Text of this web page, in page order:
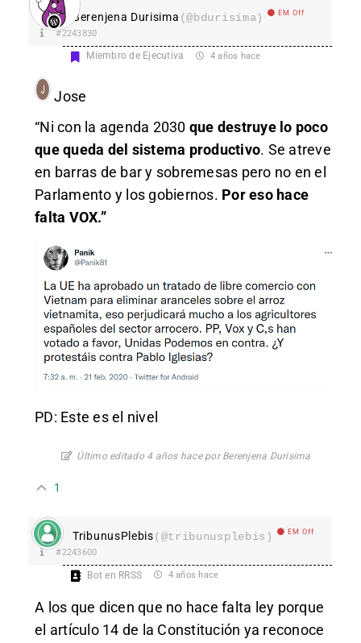
Berenjena Durisima (@bdurisima) EM Off
#2243830
Miembro de Ejecutiva 4 años hace
Jose
“Ni con la agenda 2030 que destruye lo poco
que queda del sistema productivo. Se atreve
en barras de bar y sobremesas pero no en el
Parlamento y los gobiernos. Por eso hace
falta VOX.”
PD: Este es el nivel
Último editado 4 años hace por Berenjena Durisima
1
TribunusPlebis(@tribunusplebis) EM Off
#2243600
Bot en RRSS 4 años hace
A los que dicen que no hace falta ley porque
el artículo 14 de la Constitución ya reconoce